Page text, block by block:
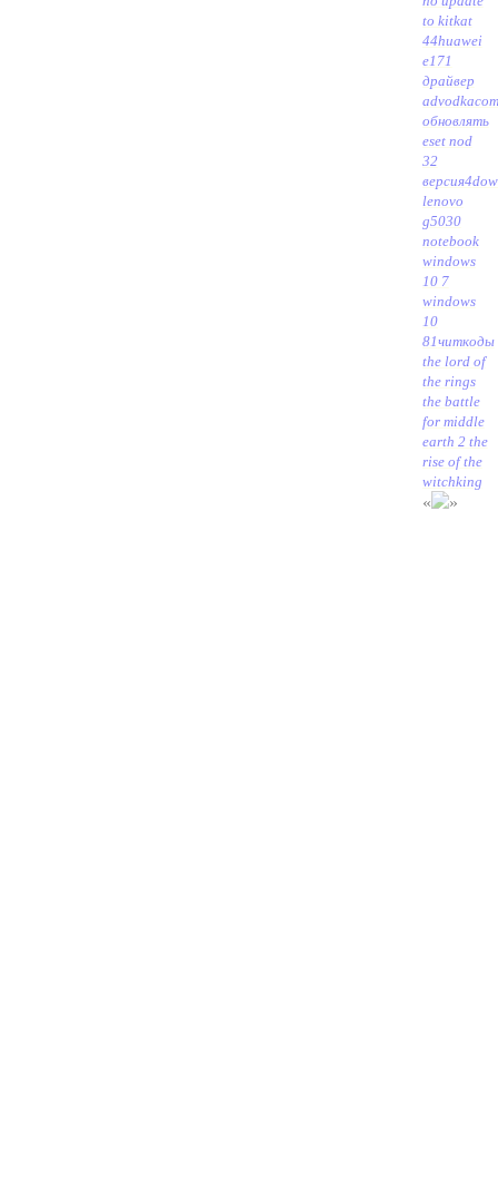
to kitkat
44huawei
e171
драйвер
advodkacom
обновлять
eset nod
32
версия4
lenovo
g5030
notebook
windows
10 7
windows
10
81читкоды
the lord of
the rings
the battle
for middle
earth 2 the
rise of the
witchking